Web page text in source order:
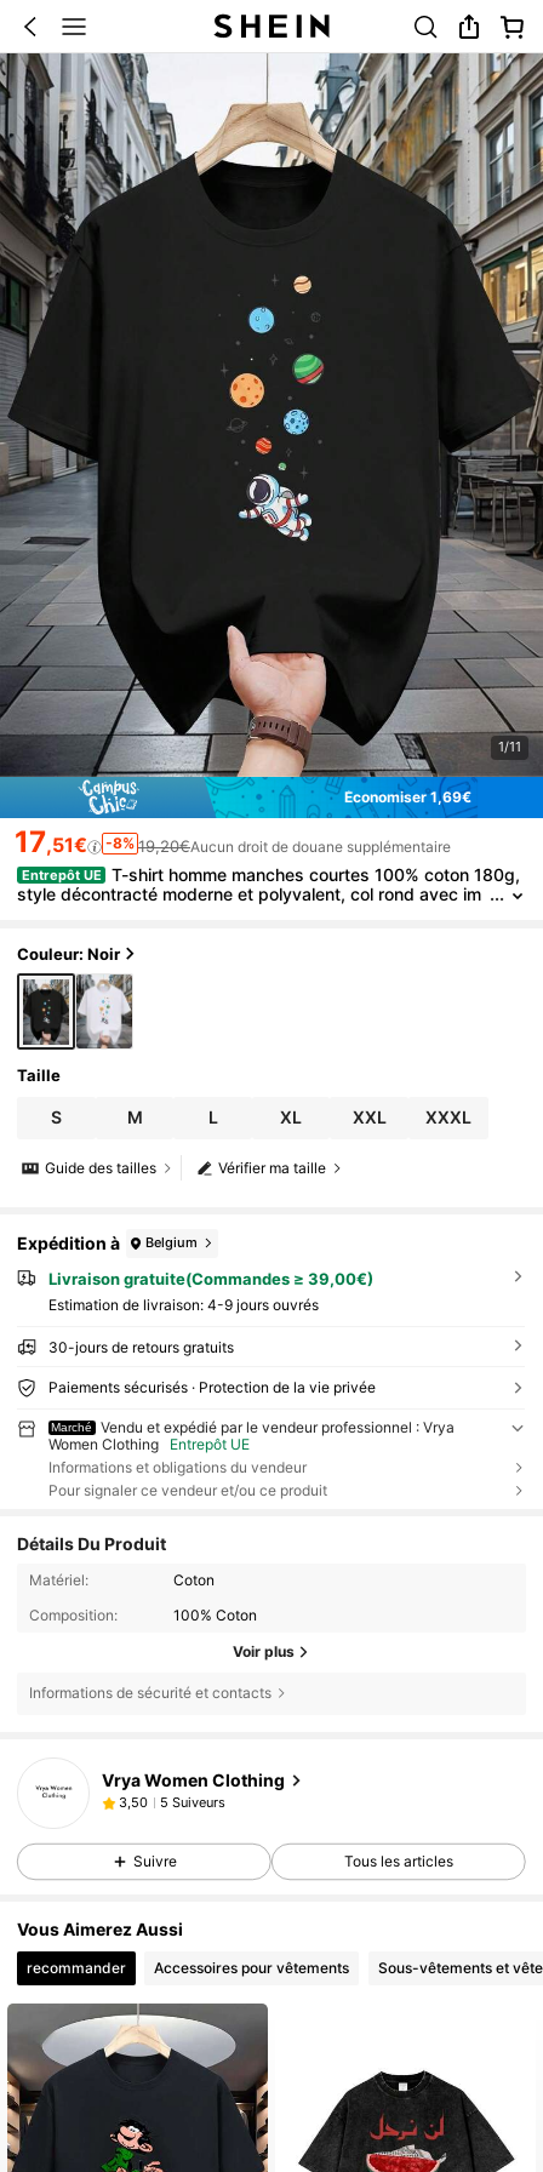
1/11
Économiser 1,69€
17,51€ -8% 19,20€Aucun droit de douane supplémentaire
Entrepôt UE
T-shirt homme manches courtes 100% coton 180g,
style décontracté moderne et polyvalent, col rond avec im
es
Couleur: Noir
Taille
S M L XL XXL XXXL
Vérifier ma taille
Guide des tailles
Expédition à Belgium
Livraison gratuite(Commandes ≥ 39,00€)
Estimation de livraison: 4-9 jours ouvrés
30-jours de retours gratuits
Paiements sécurisés · Protection de la vie privée
Marché
Vendu et expédié par le vendeur professionnel : Vrya
Women Clothing
Entrepôt UE
Informations et obligations du vendeur
Pour signaler ce vendeur et/ou ce produit
Détails Du Produit
Matériel:
Coton
Composition:
100% Coton
Voir plus
Informations de sécurité et contacts
Vrya Women Clothing
3,50 5 Suiveurs
Suivre Tous les articles
Vous Aimerez Aussi
recommander Accessoires pour vêtements Sous-vêtements et